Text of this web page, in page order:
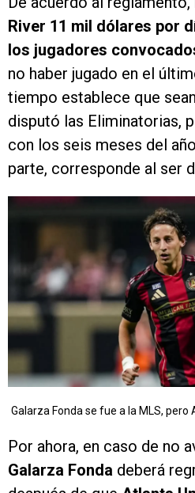
River 11 mil dólares por
los jugadores
no haber jugado en el
tiempo establece que
disputó las Eliminatorias,
con los seis meses del
parte, corresponde al ser
Galarza Fonda se fue a la MLS, pero
Por ahora, en caso de no
Galarza Fonda deberá